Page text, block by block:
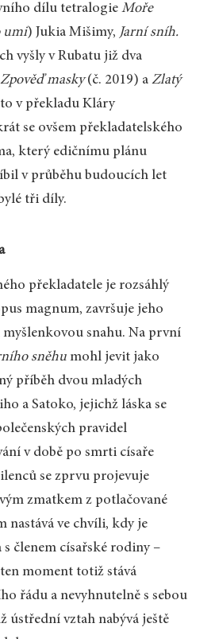
dílu tetralogie Moře
umi) Jukia Mišimy, Jarní sníh.
vyšly v Rubatu již dva
Zpověď masky(č. 2019) a Zlatý
v překladu Kláry
se ovšem překladatelského
který edičnímu plánu
v průběhu budoucích let
tři díly.
překladatele je rozsáhlý
magnum, završuje jeho
snahu. Na první
sněhumohl jevit jako
příběh dvou mladých
a Satoko, jejichž láska se
pravidel
v době po smrti císaře
se zprvu projevuje
zmatkem z potlačované
nastává ve chvíli, kdy je
s členem císařské rodiny –
moment totiž stává
řádu a nevyhnutelně s sebou
ústřední vztah nabývá ještě